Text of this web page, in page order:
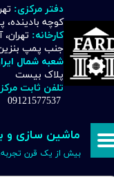
دفتر مرکزی:
کوچه بادینده،
کارخانه:
جنب پمپ
شعبه شمال
پلاک بیست
تلفن ثابت
09121577537
ماشین سازی و
بیش از یک قرن
حساب کاربری من
تغییر گذر واژه
خروج از حساب کاربری